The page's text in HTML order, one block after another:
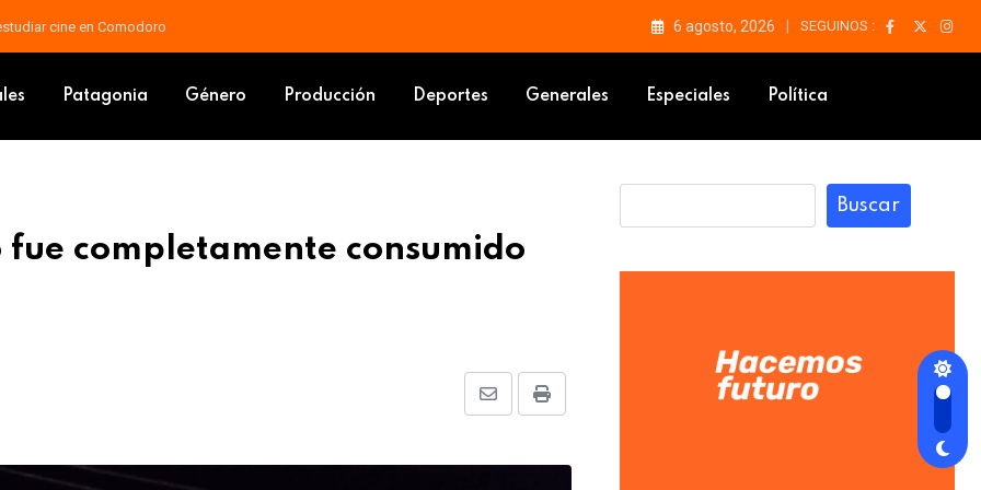
piden que las mejoras vayan al salario básico 6 agosto, 2026 SEGUINOS :
Patagonia Género Producción Deportes Generales Especiales Política
fue completamente consumido
Print
Share
Email
Buscar